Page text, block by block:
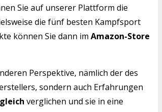
Sie auf unserer Plattform die
die fünf besten Kampfsport
können Sie dann im Amazon-Store
Perspektive, nämlich der des
sondern auch Erfahrungen
verglichen und sie in eine